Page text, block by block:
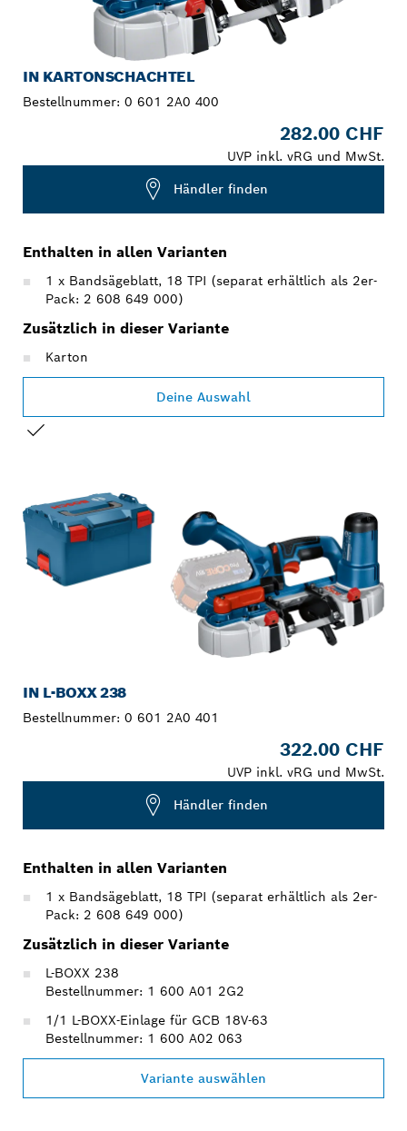
IN KARTONSCHACHTEL
Bestellnummer: 0 601 2A0 400
282.00 CHF
UVP inkl. vRG und MwSt.
Händler finden
Enthalten in allen Varianten
1 x Bandsägeblatt, 18 TPI (separat erhältlich als 2er-
Pack: 2 608 649 000)
Zusätzlich in dieser Variante
Karton
Deine Auswahl
IN L-BOXX 238
Bestellnummer: 0 601 2A0 401
322.00 CHF
UVP inkl. vRG und MwSt.
Händler finden
Enthalten in allen Varianten
1 x Bandsägeblatt, 18 TPI (separat erhältlich als 2er-
Pack: 2 608 649 000)
Zusätzlich in dieser Variante
L-BOXX 238
Bestellnummer: 1 600 A01 2G2
1/1 L-BOXX-Einlage für GCB 18V-63
Bestellnummer: 1 600 A02 063
Variante auswählen